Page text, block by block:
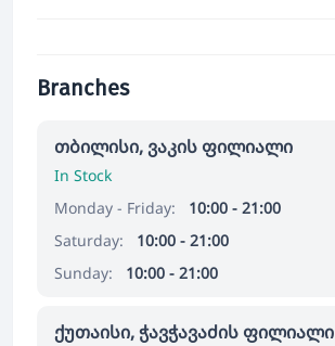
Branches
თბილისი, ვაკის ფილიალი
In Stock
Monday - Friday:
10:00 - 21:00
Saturday:
10:00 - 21:00
Sunday:
10:00 - 21:00
ქუთაისი, ჭავჭავაძის ფილიალი